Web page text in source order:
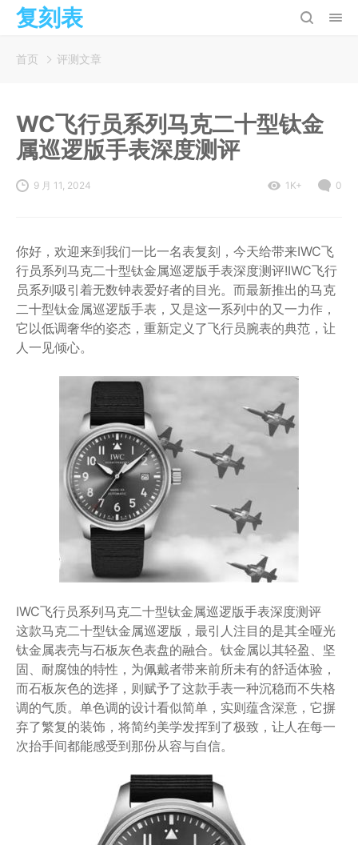
复刻表
首页 评测文章
WC飞行员系列马克二十型钛金
属巡逻版手表深度测评
9 月 11, 2024 1K+ 0
你好，欢迎来到我们一比一名表复刻，今天给带来IWC飞
行员系列马克二十型钛金属巡逻版手表深度测评!IWC飞行
员系列吸引着无数钟表爱好者的目光。而最新推出的马克
二十型钛金属巡逻版手表，又是这一系列中的又一力作，
它以低调奢华的姿态，重新定义了飞行员腕表的典范，让
人一见倾心。
IWC飞行员系列马克二十型钛金属巡逻版手表深度测评
这款马克二十型钛金属巡逻版，最引人注目的是其全哑光
钛金属表壳与石板灰色表盘的融合。钛金属以其轻盈、坚
固、耐腐蚀的特性，为佩戴者带来前所未有的舒适体验，
而石板灰色的选择，则赋予了这款手表一种沉稳而不失格
调的气质。单色调的设计看似简单，实则蕴含深意，它摒
弃了繁复的装饰，将简约美学发挥到了极致，让人在每一
次抬手间都能感受到那份从容与自信。